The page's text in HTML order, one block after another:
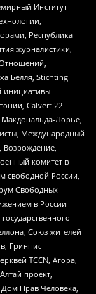
Институт
Республика
журналистики,
Бёлля, Stichting
инициативы
Calvert 22
Макдональда-Лорье,
Международный
комитет в
свободной России,
Свободных
в России –
Союз жителей
Гринпис
TCCN, Агора,
проект,
Прав Человека,